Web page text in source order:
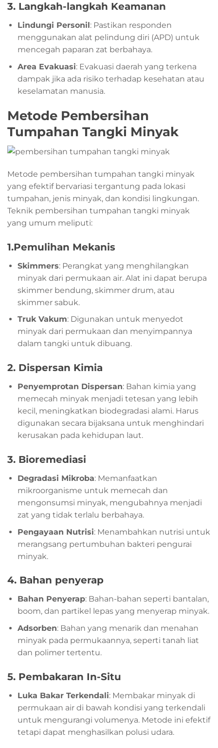
3. Langkah-langkah Keamanan
Lindungi Personil: Pastikan responden
menggunakan alat pelindung diri (APD) untuk
mencegah paparan zat berbahaya.
Area Evakuasi: Evakuasi daerah yang terkena
dampak jika ada risiko terhadap kesehatan atau
keselamatan manusia.
Metode Pembersihan
Tumpahan Tangki Minyak
Metode pembersihan tumpahan tangki minyak
yang efektif bervariasi tergantung pada lokasi
tumpahan, jenis minyak, dan kondisi lingkungan.
Teknik pembersihan tumpahan tangki minyak
yang umum meliputi:
1.Pemulihan Mekanis
Skimmers: Perangkat yang menghilangkan
minyak dari permukaan air. Alat ini dapat berupa
skimmer bendung, skimmer drum, atau
skimmer sabuk.
Truk Vakum: Digunakan untuk menyedot
minyak dari permukaan dan menyimpannya
dalam tangki untuk dibuang.
2. Dispersan Kimia
Penyemprotan Dispersan: Bahan kimia yang
memecah minyak menjadi tetesan yang lebih
kecil, meningkatkan biodegradasi alami. Harus
digunakan secara bijaksana untuk menghindari
kerusakan pada kehidupan laut.
3. Bioremediasi
Degradasi Mikroba: Memanfaatkan
mikroorganisme untuk memecah dan
mengonsumsi minyak, mengubahnya menjadi
zat yang tidak terlalu berbahaya.
Pengayaan Nutrisi: Menambahkan nutrisi untuk
merangsang pertumbuhan bakteri pengurai
minyak.
4. Bahan penyerap
Bahan Penyerap: Bahan-bahan seperti bantalan,
boom, dan partikel lepas yang menyerap minyak.
Adsorben: Bahan yang menarik dan menahan
minyak pada permukaannya, seperti tanah liat
dan polimer tertentu.
5. Pembakaran In-Situ
Luka Bakar Terkendali: Membakar minyak di
permukaan air di bawah kondisi yang terkendali
untuk mengurangi volumenya. Metode ini efektif
tetapi dapat menghasilkan polusi udara.